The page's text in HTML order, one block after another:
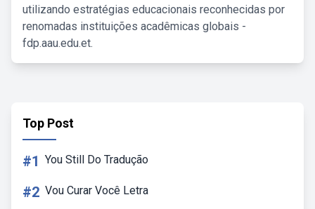
utilizando estratégias educacionais reconhecidas por
renomadas instituições acadêmicas globais -
fdp.aau.edu.et.
Top Post
#1 You Still Do Tradução
#2 Vou Curar Você Letra